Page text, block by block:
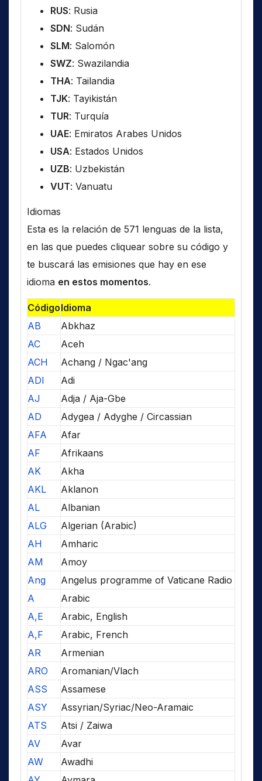
RUS: Rusia
SDN: Sudán
SLM: Salomón
SWZ: Swazilandia
THA: Tailandia
TJK: Tayikistán
TUR: Turquía
UAE: Emiratos Arabes Unidos
USA: Estados Unidos
UZB: Uzbekistán
VUT: Vanuatu
Idiomas
Esta es la relación de 571 lenguas de la lista,
en las que puedes cliquear sobre su código y
te buscará las emisiones que hay en ese
idioma en estos momentos.
CódigoIdioma
AB
Abkhaz
AC
Aceh
ACH
Achang / Ngac'ang
ADI
Adi
AJ
Adja / Aja-Gbe
AD
Adygea / Adyghe / Circassian
AFA
Afar
AF
Afrikaans
AK
Akha
AKL
Aklanon
AL
Albanian
ALG
Algerian (Arabic)
AH
Amharic
AM
Amoy
Ang
Angelus programme of Vaticane Radio
A
Arabic
A,E
Arabic, English
A,F
Arabic, French
AR
Armenian
ARO
Aromanian/Vlach
ASS
Assamese
ASY
Assyrian/Syriac/Neo-Aramaic
ATS
Atsi / Zaiwa
AV
Avar
AW
Awadhi